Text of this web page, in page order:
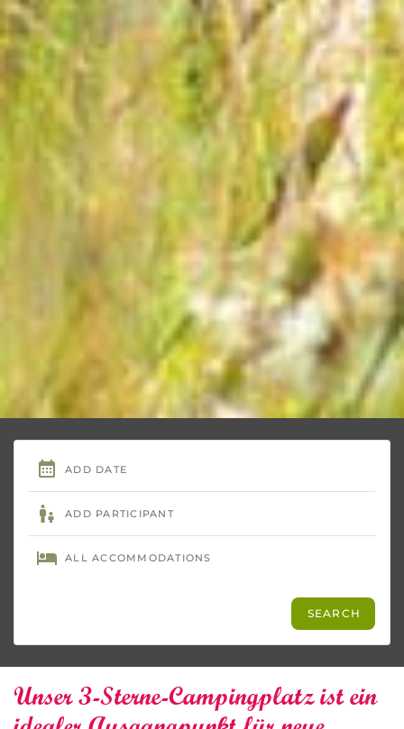
Unser 3-Sterne-Campingplatz ist ein